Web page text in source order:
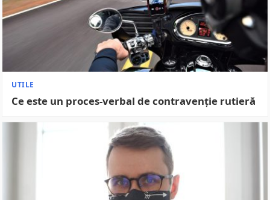
UTILE
Ce este un proces-verbal de contravenție rutieră